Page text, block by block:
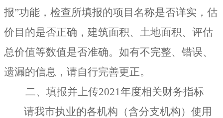
报”功能，检查所填报的项目名称是否详实，估
价目的是否正确，建筑面积、土地面积、评估
总价值等数值是否准确。如有不完整、错误、
遗漏的信息，请自行完善更正。
二、填报并上传2021年度相关财务指标
请我市执业的各机构（含分支机构）使用